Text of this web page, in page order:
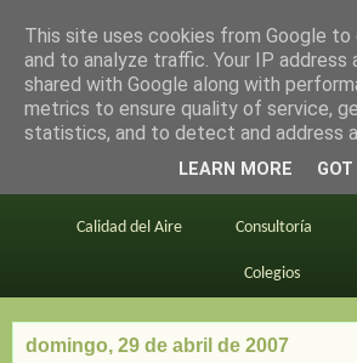
en bici por
Este blog BiciMAD
Calidad del Aire Consultoría
Colegios
domingo, 29 de abril de 2007
This site uses cookies from Google
and to analyze traffic. Your IP address
shared with Google along with
metrics to ensure quality of service,
statistics, and to detect and address
LEARN MORE